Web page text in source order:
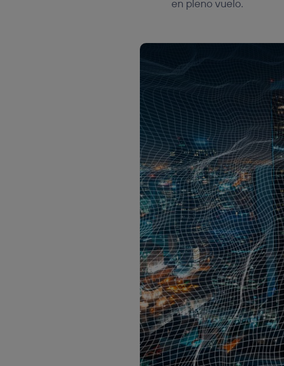
en pleno vuelo.